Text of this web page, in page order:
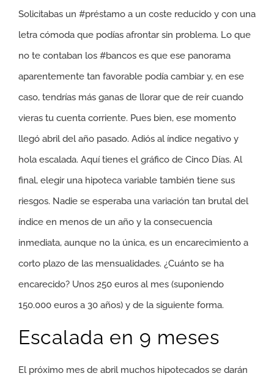
Solicitabas un #préstamo a un coste reducido y con una
letra cómoda que podías afrontar sin problema. Lo que
no te contaban los #bancos es que ese panorama
aparentemente tan favorable podía cambiar y, en ese
caso, tendrías más ganas de llorar que de reír cuando
vieras tu cuenta corriente. Pues bien, ese momento
llegó abril del año pasado. Adiós al índice negativo y
hola escalada. Aquí tienes el gráfico de Cinco Días. Al
final, elegir una hipoteca variable también tiene sus
riesgos. Nadie se esperaba una variación tan brutal del
índice en menos de un año y la consecuencia
inmediata, aunque no la única, es un encarecimiento a
corto plazo de las mensualidades. ¿Cuánto se ha
encarecido? Unos 250 euros al mes (suponiendo
150.000 euros a 30 años) y de la siguiente forma.
Escalada en 9 meses
El próximo mes de abril muchos hipotecados se darán